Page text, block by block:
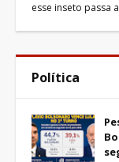
esse inseto passa
Política